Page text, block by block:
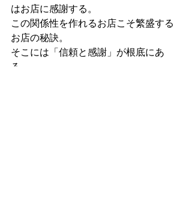
はお店に感謝する。
この関係性を作れるお店こそ繁盛する
お店の秘訣。
そこには「信頼と感謝」が根底にあ
る。